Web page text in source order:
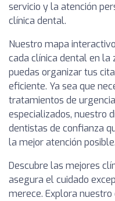
servicio y la atención
clínica dental.
Nuestro mapa
cada clínica dental en la
puedas organizar tus
eficiente. Ya sea que
tratamientos de
especializados, nuestro
dentistas de confianza
la mejor atención posible.
Descubre las mejores
asegura el cuidado
merece. Explora